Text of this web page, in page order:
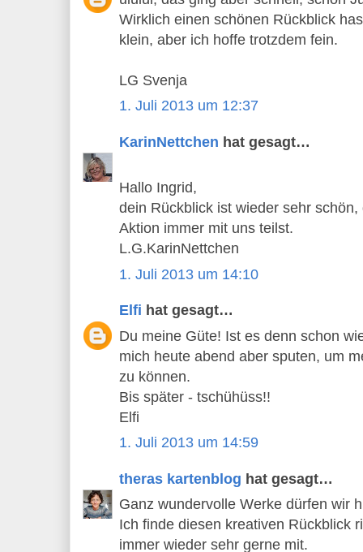
Wirklich einen schönen Rückblick
klein, aber ich hoffe trotzdem fein.
LG Svenja
1. Juli 2013 um 12:37
KarinNettchen hat gesagt…
Hallo Ingrid,
dein Rückblick ist wieder sehr
Aktion immer mit uns teilst.
L.G.KarinNettchen
1. Juli 2013 um 14:10
Elfi hat gesagt…
Du meine Güte! Ist es denn schon
mich heute abend aber sputen, um
zu können.
Bis später - tschühüss!!
Elfi
1. Juli 2013 um 14:59
theras kartenblog hat gesagt…
Ganz wundervolle Werke dürfen wir
Ich finde diesen kreativen Rückblick
immer wieder sehr gerne mit.